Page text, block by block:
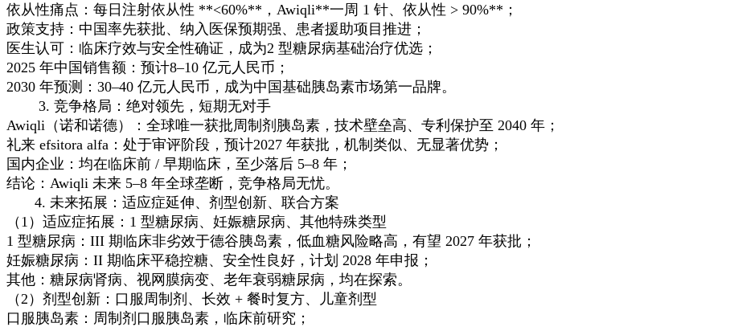
依从性痛点：每日注射依从性 **<60%**，Awiqli**一周 1 针、依从性 > 90%**；
政策支持：中国率先获批、纳入医保预期强、患者援助项目推进；
医生认可：临床疗效与安全性确证，成为2 型糖尿病基础治疗优选；
2025 年中国销售额：预计8–10 亿元人民币；
2030 年预测：30–40 亿元人民币，成为中国基础胰岛素市场第一品牌。
3. 竞争格局：绝对领先，短期无对手
Awiqli（诺和诺德）：全球唯一获批周制剂胰岛素，技术壁垒高、专利保护至 2040 年；
礼来 efsitora alfa：处于审评阶段，预计2027 年获批，机制类似、无显著优势；
国内企业：均在临床前 / 早期临床，至少落后 5–8 年；
结论：Awiqli 未来 5–8 年全球垄断，竞争格局无忧。
4. 未来拓展：适应症延伸、剂型创新、联合方案
（1）适应症拓展：1 型糖尿病、妊娠糖尿病、其他特殊类型
1 型糖尿病：III 期临床非劣效于德谷胰岛素，低血糖风险略高，有望 2027 年获批；
妊娠糖尿病：II 期临床平稳控糖、安全性良好，计划 2028 年申报；
其他：糖尿病肾病、视网膜病变、老年衰弱糖尿病，均在探索。
（2）剂型创新：口服周制剂、长效 + 餐时复方、儿童剂型
口服胰岛素：周制剂口服胰岛素，临床前研究；